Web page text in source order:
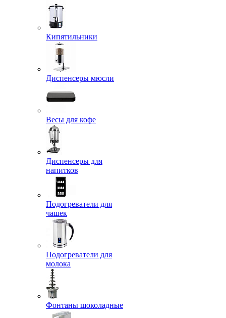
Кипятильники
Диспенсеры мюсли
Весы для кофе
Диспенсеры для
напитков
Подогреватели для
чашек
Подогреватели для
молока
Фонтаны шоколадные